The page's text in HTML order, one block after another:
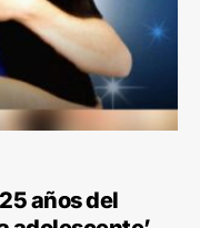
años del